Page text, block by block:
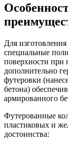
Для
специальные
поверхности при
дополнительно
футеровки
бетона)
армированного
Футерованные
пластиковых и
достоинства: